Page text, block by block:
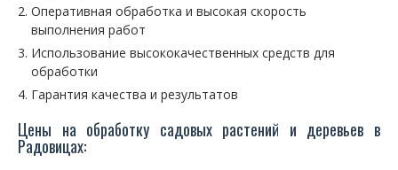
Оперативная обработка и высокая скорость
выполнения работ
Использование высококачественных средств для
обработки
Гарантия качества и результатов
Цены на обработку садовых растений и деревьев в
Радовицах: